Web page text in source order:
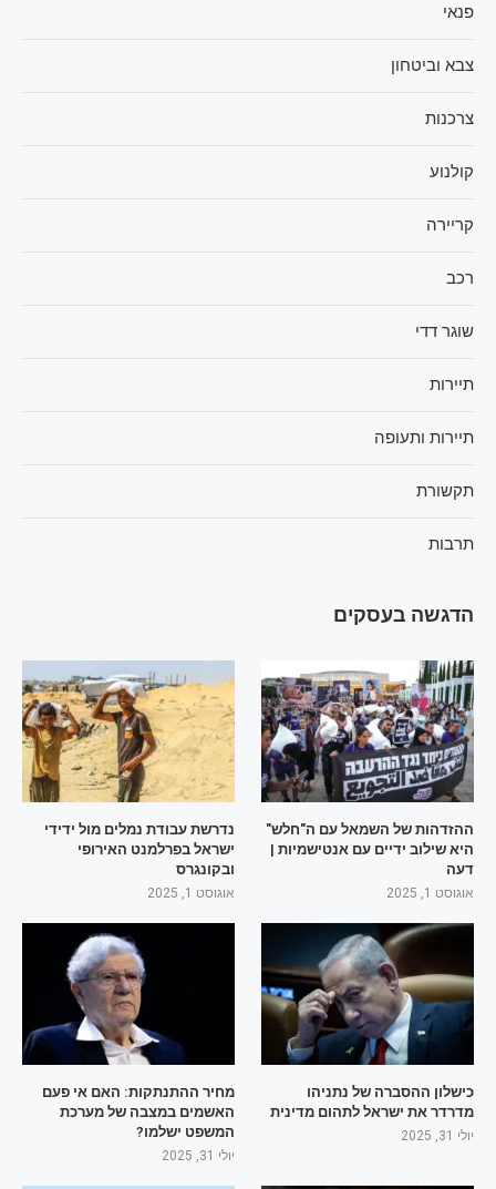
פנאי
צבא וביטחון
צרכנות
קולנוע
קריירה
רכב
שוגר דדי
תיירות
תיירות ותעופה
תקשורת
תרבות
הדגשה בעסקים
ההזדהות של השמאל עם ה"חלש"
היא שילוב ידיים עם אנטישמיות |
דעה
אוגוסט 1, 2025
נדרשת עבודת נמלים מול ידידי
ישראל בפרלמנט האירופי
ובקונגרס
אוגוסט 1, 2025
כישלון ההסברה של נתניהו
מדרדר את ישראל לתהום מדינית
יולי 31, 2025
מחיר ההתנתקות: האם אי פעם
האשמים במצבה של מערכת
המשפט ישלמו?
יולי 31, 2025